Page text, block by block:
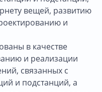
вещей, развитию
и
в качестве
и реализации
связанных с
и подстанций, а